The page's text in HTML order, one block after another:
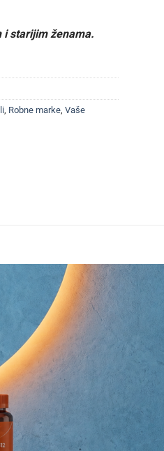
i starijim ženama.
Robne marke Vaše